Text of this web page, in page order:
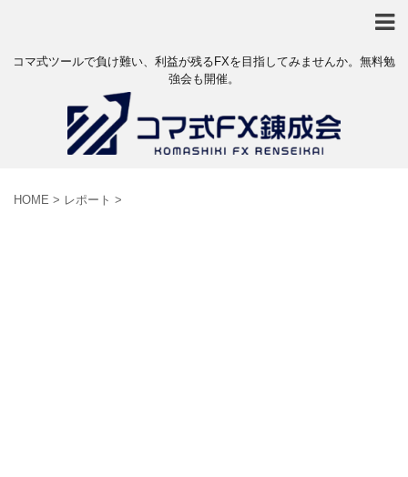
コマ式ツールで負け難い、利益が残るFXを目指してみませんか。無料勉
強会も開催。
HOME > レポート >